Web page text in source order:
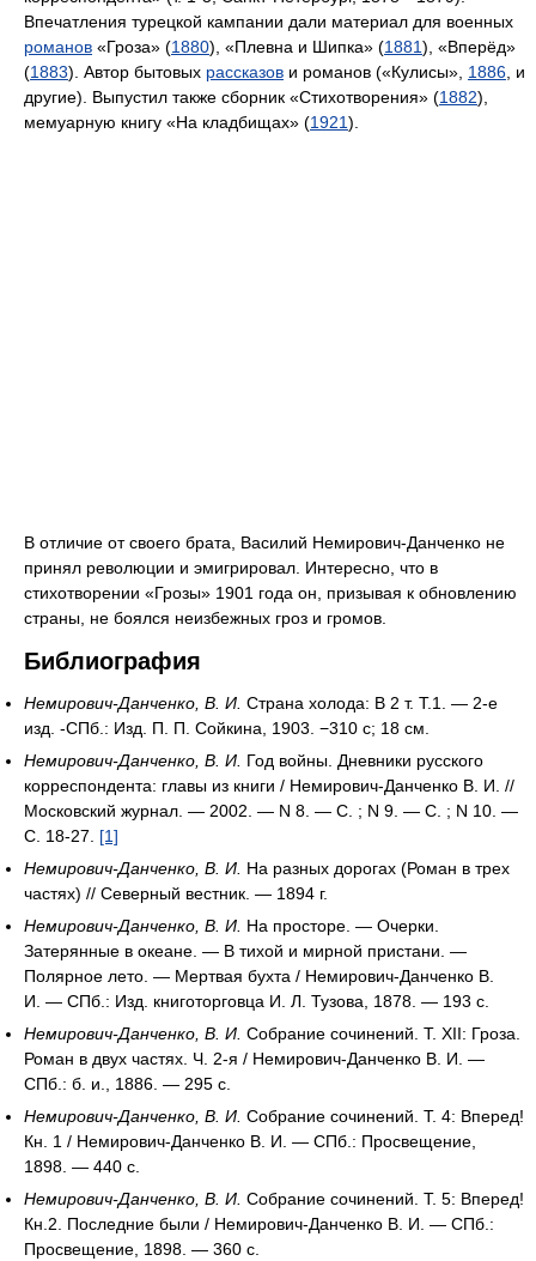
Впечатления турецкой кампании дали материал для военных
романов «Гроза» (1880), «Плевна и Шипка» (1881), «Вперёд»
(1883). Автор бытовых рассказов и романов («Кулисы», 1886, и
другие). Выпустил также сборник «Стихотворения» (1882),
мемуарную книгу «На кладбищах» (1921).
В отличие от своего брата, Василий Немирович-Данченко не
принял революции и эмигрировал. Интересно, что в
стихотворении «Грозы» 1901 года он, призывая к обновлению
страны, не боялся неизбежных гроз и громов.
Библиография
Немирович-Данченко, В. И. Страна холода: В 2 т. Т.1. — 2-е
изд. -СПб.: Изд. П. П. Сойкина, 1903. −310 с; 18 см.
Немирович-Данченко, В. И. Год войны. Дневники русского
корреспондента: главы из книги / Немирович-Данченко В. И. //
Московский журнал. — 2002. — N 8. — С. ; N 9. — С. ; N 10. —
С. 18-27. [1]
Немирович-Данченко, В. И. На разных дорогах (Роман в трех
частях) // Северный вестник. — 1894 г.
Немирович-Данченко, В. И. На просторе. — Очерки.
Затерянные в океане. — В тихой и мирной пристани. —
Полярное лето. — Мертвая бухта / Немирович-Данченко В.
И. — СПб.: Изд. книготорговца И. Л. Тузова, 1878. — 193 с.
Немирович-Данченко, В. И. Собрание сочинений. Т. XII: Гроза.
Роман в двух частях. Ч. 2-я / Немирович-Данченко В. И. —
СПб.: б. и., 1886. — 295 с.
Немирович-Данченко, В. И. Собрание сочинений. Т. 4: Вперед!
Кн. 1 / Немирович-Данченко В. И. — СПб.: Просвещение,
1898. — 440 с.
Немирович-Данченко, В. И. Собрание сочинений. Т. 5: Вперед!
Кн.2. Последние были / Немирович-Данченко В. И. — СПб.:
Просвещение, 1898. — 360 с.